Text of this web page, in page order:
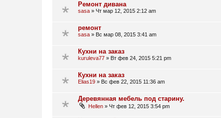
Ремонт дивана
sasa » Чт мар 12, 2015 2:12 am
ремонт
sasa » Вс мар 08, 2015 3:41 am
Кухни на заказ
kuruleva77 » Вт фев 24, 2015 5:21 pm
Кухни на заказ
Elias19 » Вс фев 22, 2015 11:36 am
Деревянная мебель под старину.
Hellen » Чт фев 12, 2015 3:54 pm